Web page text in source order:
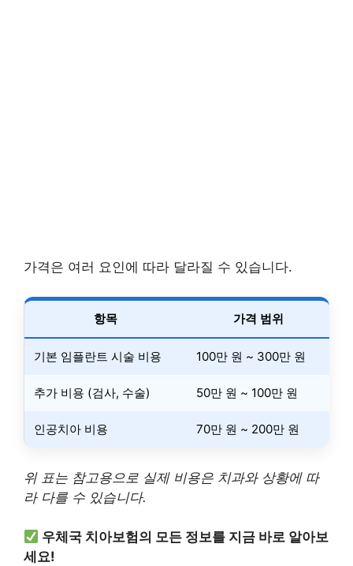
가격은 여러 요인에 따라 달라질 수 있습니다.
항목 가격 범위
기본 임플란트 시술 비용 100만 원 ~ 300만 원
추가 비용 (검사, 수술) 50만 원 ~ 100만 원
인공치아 비용 70만 원 ~ 200만 원
위 표는 참고용으로 실제 비용은 치과와 상황에 따
라 다를 수 있습니다.
우체국 치아보험의 모든 정보를 지금 바로 알아보
세요!